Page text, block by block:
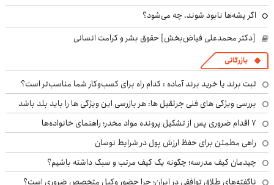
اگر پشه‌ها نابود شوند، چه می‌شود؟
[دکتر محمدعلی فیاض‌بخش] حقوق بشر و کرامت انسانی
بازرگانی
ثبت برند یا خرید برند آماده : کدام راه برای کسب‌وکار شما مناسب‌تر است؟
بررسی ویژگی های فنی جرثقیل ها: هر بازرسی این ویژگی ها را باید بلد باشد
۷ اقدام ضروری پس از تشکیل پرونده مواد مخدر؛ راهنمای خانواده‌ها
راهی مطمئن برای حفظ ارزش پول در شرایط نوسان
چیدمان کیف مدرسه؛ چگونه یک کیف مرتب و سبک داشته باشیم؟
ناگفته‌های طلاق توافقی در ایران؛ چرا حضور وکیل متخصص ضروری است؟